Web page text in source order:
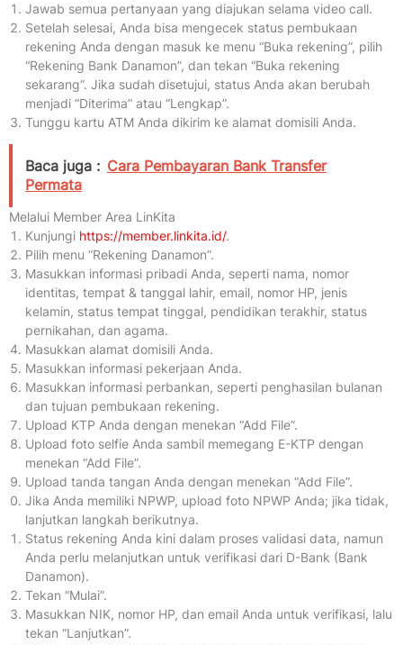
Jawab semua pertanyaan yang diajukan selama video call.
Setelah selesai, Anda bisa mengecek status pembukaan
rekening Anda dengan masuk ke menu “Buka rekening”, pilih
“Rekening Bank Danamon”, dan tekan “Buka rekening
sekarang”. Jika sudah disetujui, status Anda akan berubah
menjadi “Diterima” atau “Lengkap”.
Tunggu kartu ATM Anda dikirim ke alamat domisili Anda.
Baca juga : Cara Pembayaran Bank Transfer
Permata
Melalui Member Area LinKita
Kunjungi https://member.linkita.id/.
Pilih menu “Rekening Danamon”.
Masukkan informasi pribadi Anda, seperti nama, nomor
identitas, tempat & tanggal lahir, email, nomor HP, jenis
kelamin, status tempat tinggal, pendidikan terakhir, status
pernikahan, dan agama.
Masukkan alamat domisili Anda.
Masukkan informasi pekerjaan Anda.
Masukkan informasi perbankan, seperti penghasilan bulanan
dan tujuan pembukaan rekening.
Upload KTP Anda dengan menekan “Add File”.
Upload foto selfie Anda sambil memegang E-KTP dengan
menekan “Add File”.
Upload tanda tangan Anda dengan menekan “Add File”.
Jika Anda memiliki NPWP, upload foto NPWP Anda; jika tidak,
lanjutkan langkah berikutnya.
Status rekening Anda kini dalam proses validasi data, namun
Anda perlu melanjutkan untuk verifikasi dari D-Bank (Bank
Danamon).
Tekan “Mulai”.
Masukkan NIK, nomor HP, dan email Anda untuk verifikasi, lalu
tekan “Lanjutkan”.